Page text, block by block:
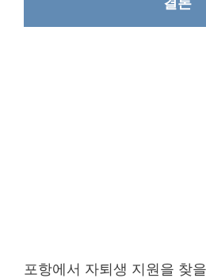
포항에서 자퇴생 지원을 찾